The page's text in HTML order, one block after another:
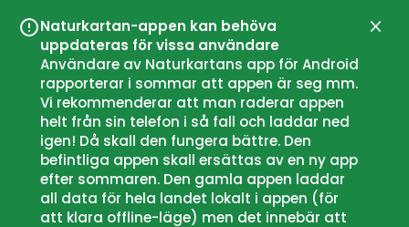
Naturkartan-appen kan behöva
uppdateras för vissa användare
Användare av Naturkartans app för Android
rapporterar i sommar att appen är seg mm.
Vi rekommenderar att man raderar appen
helt från sin telefon i så fall och laddar ned
igen! Då skall den fungera bättre. Den
befintliga appen skall ersättas av en ny app
efter sommaren. Den gamla appen laddar
all data för hela landet lokalt i appen (för
att klara offline-läge) men det innebär att